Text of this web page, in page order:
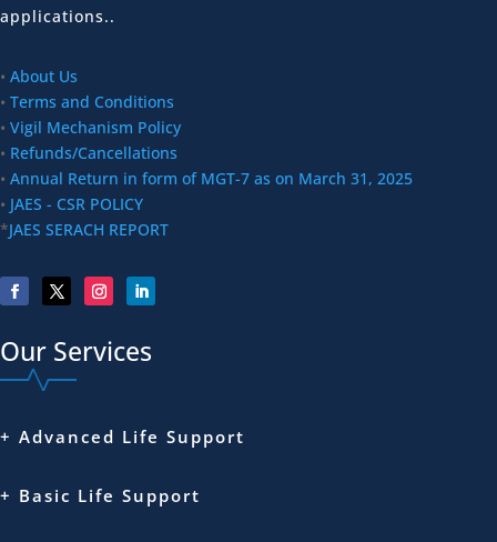
applications..
• About Us
• Terms and Conditions
• Vigil Mechanism Policy
• Refunds/Cancellations
• Annual Return in form of MGT-7 as on March 31, 2025
• JAES - CSR POLICY
*JAES SERACH REPORT
Our Services
+ Advanced Life Support
+ Basic Life Support